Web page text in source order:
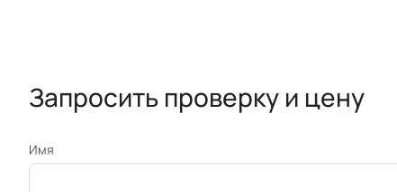
Запросить проверку и цену
Имя